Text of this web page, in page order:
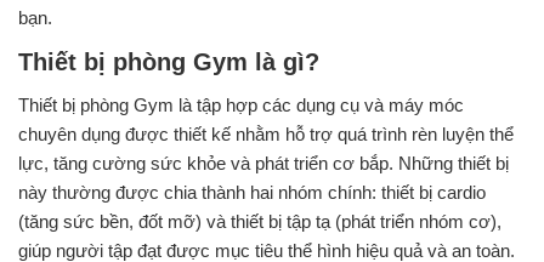
bạn.
Thiết bị phòng Gym là gì?
Thiết bị phòng Gym là tập hợp các dụng cụ và máy móc
chuyên dụng được thiết kế nhằm hỗ trợ quá trình rèn luyện thể
lực, tăng cường sức khỏe và phát triển cơ bắp. Những thiết bị
này thường được chia thành hai nhóm chính: thiết bị cardio
(tăng sức bền, đốt mỡ) và thiết bị tập tạ (phát triển nhóm cơ),
giúp người tập đạt được mục tiêu thể hình hiệu quả và an toàn.